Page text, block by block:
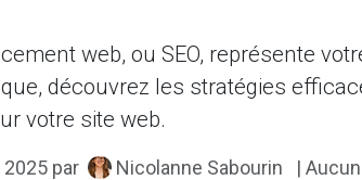
web, ou SEO, représente
découvrez les stratégies
votre site web.
2025 par Nicolanne Sabourin |